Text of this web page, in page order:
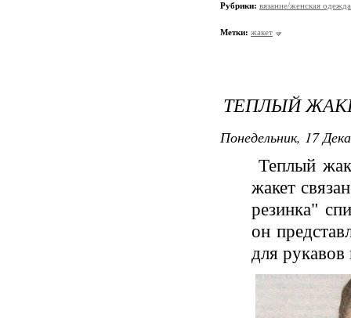
Рубрики: вязание/женская одежда
Метки: жакет
ТЕПЛЫЙ
Понедельник, 17
Теплый
жакет
резинка"
он
для рукавов